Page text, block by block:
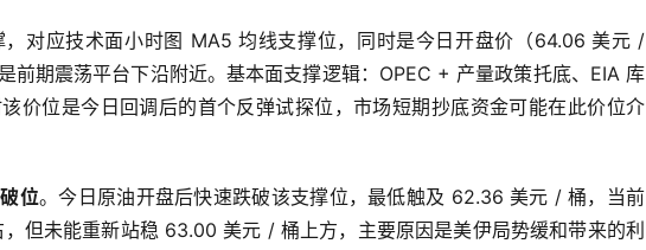
对应技术面小时图 MA5 均线支撑位，同时是今日开盘价（64.06 美元 /
前期震荡平台下沿附近。基本面支撑逻辑：OPEC + 产量政策托底、EIA 库
价位是今日回调后的首个反弹试探位，市场短期抄底资金可能在此价位介
位。今日原油开盘后快速跌破该支撑位，最低触及 62.36 美元 / 桶，当前
但未能重新站稳 63.00 美元 / 桶上方，主要原因是美伊局势缓和带来的利